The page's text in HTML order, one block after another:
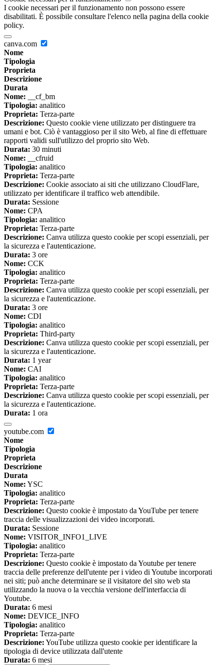
I cookie necessari per il funzionamento non possono essere
disabilitati. È possibile consultare l'elenco nella pagina della cookie
policy.
canva.com
Nome
Tipologia
Proprieta
Descrizione
Durata
Nome: __cf_bm
Tipologia: analitico
Proprieta: Terza-parte
Descrizione: Questo cookie viene utilizzato per distinguere tra
umani e bot. Ciò è vantaggioso per il sito Web, al fine di effettuare
rapporti validi sull'utilizzo del proprio sito Web.
Durata: 30 minuti
Nome: __cfruid
Tipologia: analitico
Proprieta: Terza-parte
Descrizione: Cookie associato ai siti che utilizzano CloudFlare,
utilizzato per identificare il traffico web attendibile.
Durata: Sessione
Nome: CPA
Tipologia: analitico
Proprieta: Terza-parte
Descrizione: Canva utilizza questo cookie per scopi essenziali, per
la sicurezza e l'autenticazione.
Durata: 3 ore
Nome: CCK
Tipologia: analitico
Proprieta: Terza-parte
Descrizione: Canva utilizza questo cookie per scopi essenziali, per
la sicurezza e l'autenticazione.
Durata: 3 ore
Nome: CDI
Tipologia: analitico
Proprieta: Third-party
Descrizione: Canva utilizza questo cookie per scopi essenziali, per
la sicurezza e l'autenticazione.
Durata: 1 year
Nome: CAI
Tipologia: analitico
Proprieta: Terza-parte
Descrizione: Canva utilizza questo cookie per scopi essenziali, per
la sicurezza e l'autenticazione.
Durata: 1 ora
youtube.com
Nome
Tipologia
Proprieta
Descrizione
Durata
Nome: YSC
Tipologia: analitico
Proprieta: Terza-parte
Descrizione: Questo cookie è impostato da YouTube per tenere
traccia delle visualizzazioni dei video incorporati.
Durata: Sessione
Nome: VISITOR_INFO1_LIVE
Tipologia: analitico
Proprieta: Terza-parte
Descrizione: Questo cookie è impostato da Youtube per tenere
traccia delle preferenze dell'utente per i video di Youtube incorporati
nei siti; può anche determinare se il visitatore del sito web sta
utilizzando la nuova o la vecchia versione dell'interfaccia di
Youtube.
Durata: 6 mesi
Nome: DEVICE_INFO
Tipologia: analitico
Proprieta: Terza-parte
Descrizione: YouTube utilizza questo cookie per identificare la
tipologia di device utilizzata dall'utente
Durata: 6 mesi